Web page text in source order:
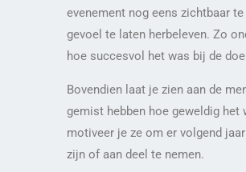
evenement nog eens zichtbaar
gevoel te laten herbeleven. Zo
hoe succesvol het was bij de
Bovendien laat je zien aan de
gemist hebben hoe geweldig het
motiveer je ze om er volgend
zijn of aan deel te nemen.